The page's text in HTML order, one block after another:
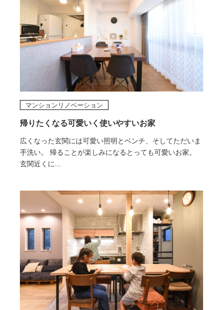
帰りたくなる可愛いく使いやすいお家
広くなった玄関には可愛い照明とベンチ、そしてただいま
手洗い。 帰ることが楽しみになるとっても可愛いお家。
玄関近くに...
マンションリノベーション